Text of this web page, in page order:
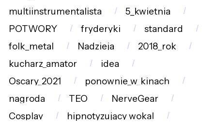
multiinstrumentalista
5_kwietnia
POTWORY
fryderyki
standard
folk_metal
Nadzieja
2018_rok
kucharz_amator
idea
Oscary_2021
ponownie_w_kinach
nagroda
TEO
NerveGear
Cosplay
hipnotyzujący_wokal